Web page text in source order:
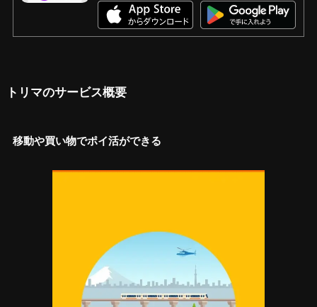
トリマのサービス概要
移動や買い物でポイ活ができる